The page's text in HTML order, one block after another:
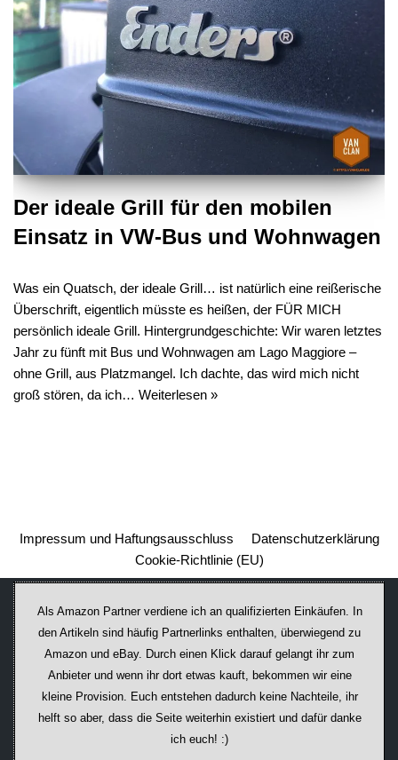
Der ideale Grill für den mobilen
Einsatz in VW-Bus und Wohnwagen
Was ein Quatsch, der ideale Grill… ist natürlich eine reißerische
Überschrift, eigentlich müsste es heißen, der FÜR MICH
persönlich ideale Grill. Hintergrundgeschichte: Wir waren letztes
Jahr zu fünft mit Bus und Wohnwagen am Lago Maggiore –
ohne Grill, aus Platzmangel. Ich dachte, das wird mich nicht
groß stören, da ich… Weiterlesen »
Impressum und Haftungsausschluss
Datenschutzerklärung
Cookie-Richtlinie (EU)
Als Amazon Partner verdiene ich an qualifizierten Einkäufen. In
den Artikeln sind häufig Partnerlinks enthalten, überwiegend zu
Amazon und eBay. Durch einen Klick darauf ge­lan­gt ihr zum
Anbieter und wenn ihr dort etwas kauft, bekommen wir ei­ne
kleine Provision. Euch entstehen dadurch keine Nachteile, ihr
helft so aber, dass die Seite weiterhin existiert und dafür danke
ich euch! :)